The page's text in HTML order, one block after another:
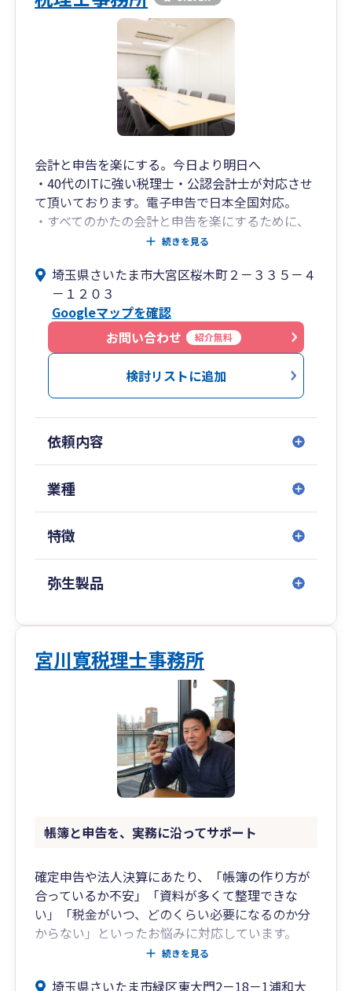
会計と申告を楽にする。今日より明日へ
・40代のITに強い税理士・公認会計士が対応させ
て頂いております。電子申告で日本全国対応。
・すべてのかたの会計と申告を楽にするために、
クラウド会計の導入支援を積極的に行っていま
・経理の効率化や自動化に興味をお持ちのかたも
多いと思います。インボイス、電帳法のお悩み解
決やキャッシュレス決済導入と経理のDX化は当事
務所にお任せください。小売り・飲食店や理美容
室へのPOSレジ導入といった実務支援から、給与
や勤怠管理といった給与計算と会計記帳の一気通
貫の仕組みも支援しています。
環境です。PC操作が苦手な方には必要に応じて遠
隔操作での会計ソフトの設定や共有クラウドドラ
イブの設定のご支援も行っています。
験を活かした経営相談と資金繰りや資金調達のお
悩み相談はもちろんのこと、金融機関の担当者さ
んのご紹介・立ち合いも相談可能です。
基盤強化のご支援に取り組んでおります。
どんな事業やご商売にも良い時もあれば悪い時も
ありますが、事業環境は激変しており、先の見え
ない状況が続いています。足元と守りを固め、前
を向いて経営を行うための経営管理の重要性がま
すます高まっています。
当事務所では、申告や記帳といった一般的な税理
士事務所としてのご相談から、適切な月次決算に
ご支援のみならず、経営者であれば誰しもが切っ
ても切れないお悩みである、連帯保証（経営者保
人が密接に絡み合う分野への経営支援にも重きを
置いており、お会社と経営者さまのライフサイク
ルに応じた適切なアドバイスが可能です。
頑張るあなたにとって頼りになる最善の事務所を
目指し、クライアントの現在のステージと未来の
目指す姿を見据えた幅広な対応と最大限のご支援
続きを見る
埼玉県さいたま市大宮区桜木町２－３３５－４
－１２０３
Googleマップを確認
お問い合わせ
紹介無料
検討リストに追加
依頼内容
業種
特徴
弥生製品
宮川寛税理士事務所
帳簿と申告を、実務に沿ってサポート
確定申告や法人決算にあたり、「帳簿の作り方が
合っているか不安」「資料が多くて整理できな
い」「税金がいつ、どのくらい必要になるのか分
からない」といったお悩みに対応しています。
続きを見る
埼玉県さいたま市緑区東大門2－18－1浦和大